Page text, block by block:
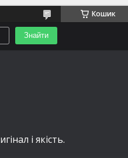
Кошик
Знайти
і якість.